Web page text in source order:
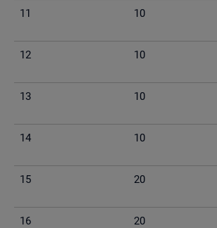
11 10
12 10
13 10
14 10
15 20
16 20